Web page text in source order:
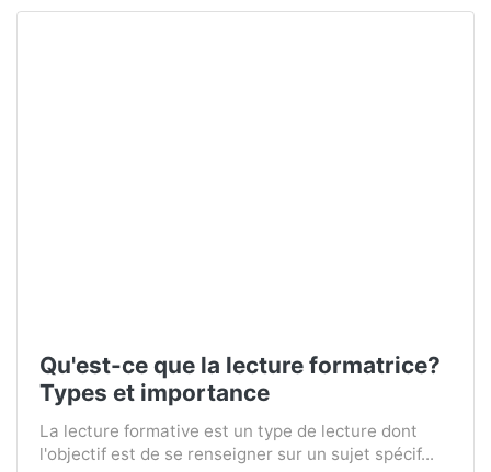
Qu'est-ce que la lecture formatrice?
Types et importance
La lecture formative est un type de lecture dont
l'objectif est de se renseigner sur un sujet spécif...